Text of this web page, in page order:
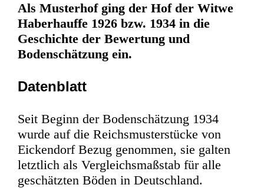
Als Musterhof ging der Hof der Witwe
Haberhauffe 1926 bzw. 1934 in die
Geschichte der Bewertung und
Bodenschätzung ein.
Datenblatt
Seit Beginn der Bodenschätzung 1934
wurde auf die Reichsmusterstücke von
Eickendorf Bezug genommen, sie galten
letztlich als Vergleichsmaßstab für alle
geschätzten Böden in Deutschland.